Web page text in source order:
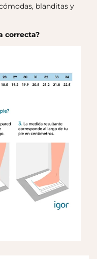
blanditas y
correcta?